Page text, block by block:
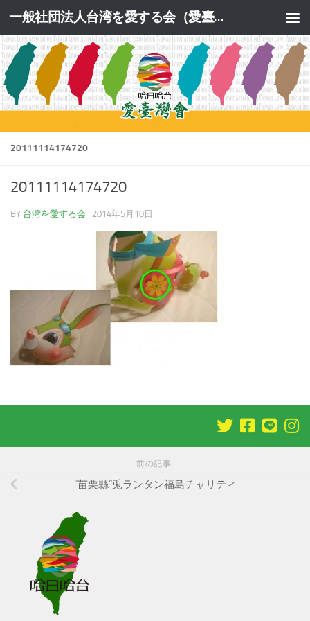
コンテンツへスキップ 一般社団法人台湾を愛する会（愛臺灣會）公式サイト
20111114174720
20111114174720
BY 台湾を愛する会 · 2014年5月10日
前の記事
“苗栗縣”兎ランタン福島チャリティ